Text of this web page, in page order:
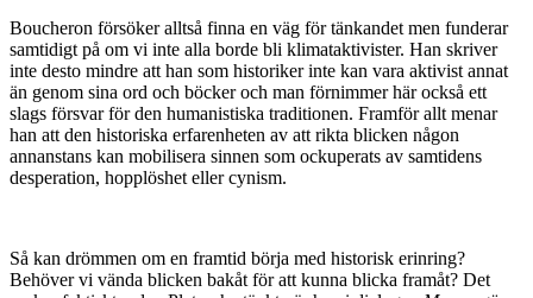
Boucheron försöker alltså finna en väg för tänkandet men funderar
samtidigt på om vi inte alla borde bli klimataktivister. Han skriver
inte desto mindre att han som historiker inte kan vara aktivist annat
än genom sina ord och böcker och man förnimmer här också ett
slags försvar för den humanistiska traditionen. Framför allt menar
han att den historiska erfarenheten av att rikta blicken någon
annanstans kan mobilisera sinnen som ockuperats av samtidens
desperation, hopplöshet eller cynism.
Så kan drömmen om en framtid börja med historisk erinring?
Behöver vi vända blicken bakåt för att kunna blicka framåt? Det